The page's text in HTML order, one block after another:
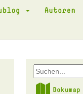
Autoren
Dokumap